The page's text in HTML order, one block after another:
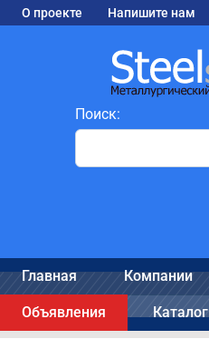
О проекте Напишите нам
Поиск:
Главная Компании
Объявления Каталог